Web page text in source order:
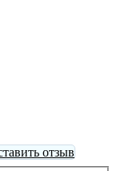
отзыв